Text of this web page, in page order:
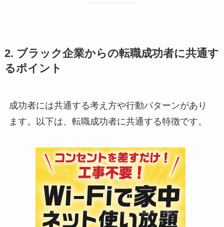
2. ブラック企業からの転職成功者に共通す
るポイント
成功者には共通する考え方や行動パターンがあり
ます。以下は、転職成功者に共通する特徴です。